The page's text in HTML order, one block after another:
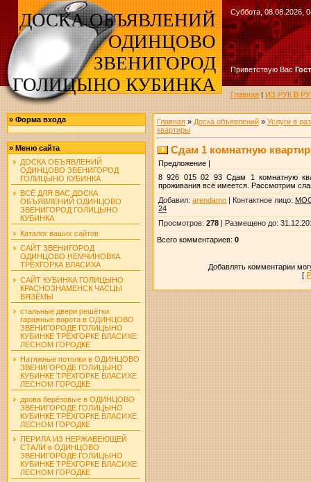
ДОСКА ОБЪЯВЛЕНИЙ
ОДИНЦОВО
ЗВЕНИГОРОД
ГОЛИЦЫНО КУБИНКА
Суббота, 08.08.2026,
Приветствую Вас
Главная|ИЗ РУК В
» Форма входа
» Меню сайта
ДОСКА ОБЪЯВЛЕНИЙ
ОДИНЦОВО ЗВЕНИГОРОД
ГОЛИЦЫНО КУБИНКА
ВСЁ ДЛЯ ВАС ДОСКА
ОБЪЯВЛЕНИЙ ОДИНЦОВО
ЗВЕНИГОРОД ГОЛИЦЫНО
КУБИНКА
Каталог ваших сайтов
САЙТ ЗВЕНИГОРОД
ОДИНЦОВО НЕМЧИНОВКА
ТРЁХГОРКА ВЛАСИХА
САЙТ КУБИНКА ГОЛИЦЫНО
КРАСНОЗНАМЕНСК ЧАСЦЫ
ВЯЗЁМЫ
стальные двери решётки
гаражные ворота в ОДИНЦОВО
ЗВЕНИГОРОДЕ ГОЛИЦЫНО
КУБИНКЕ ТРЁХГОРКЕ ВЛАСИХЕ
ЛЕСНОМ ГОРОДКЕ
Натяжные потолки в ОДИНЦОВО
ЗВЕНИГОРОДЕ ГОЛИЦЫНО
КУБИНКЕ ТРЁХГОРКЕ ВЛАСИХЕ
ЛЕСНОМ ГОРОДКЕ
дрова берёзовые в ОДИНЦОВО
ЗВЕНИГОРОДЕ ГОЛИЦЫНО
КУБИНКЕ ТРЁХГОРКЕ ВЛАСИХЕ
ЛЕСНОМ ГОРОДКЕ
ПЕРИЛА ИЗ НЕРЖАВЕЮЩЕЙ
СТАЛИ в ОДИНЦОВО
ЗВЕНИГОРОДЕ ГОЛИЦЫНО
КУБИНКЕ ТРЁХГОРКЕ ВЛАСИХЕ
ЛЕСНОМ ГОРОДКЕ
Главная» Доска объявлений» Услуги в
квартиры
Сдам 1 комнатную
Предложение |
8 926 015 02 93 Сдам 1 комнатную
проживания всё имеется. Рассмотрим
Добавил: arendamo| Контактное лицо:
24
Просмотров: 278| Размещено до:
Всего комментариев: 0
Добавлять комментарии
[